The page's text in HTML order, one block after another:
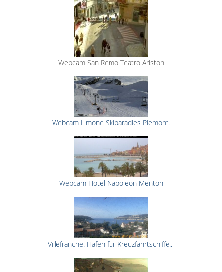
Webcam San Remo Teatro Ariston
Webcam Limone Skiparadies Piemont.
Webcam Hotel Napoleon Menton
Villefranche. Hafen für Kreuzfahrtschiffe..